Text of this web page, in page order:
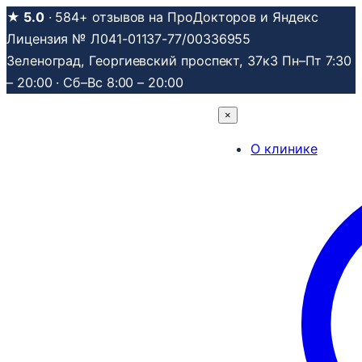
Перейти
к
содержимому
★ 5.0· 584+ отзывов на ПроДокторов и Яндекс
Лицензия № Л041-01137-77/00336955
Зеленоград, Георгиевский проспект, 37к3 Пн–Пт 7:30
– 20:00 · Сб–Вс 8:00 – 20:00
×
О клинике